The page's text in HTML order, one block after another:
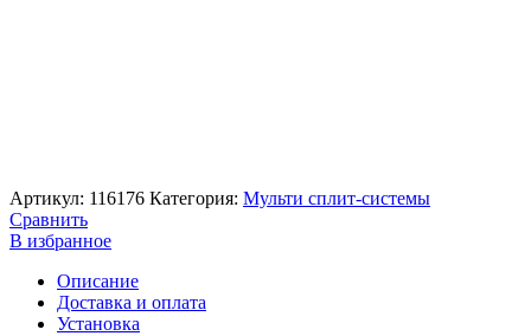
Артикул: 116176 Категория: Мульти сплит-системы
Сравнить
В избранное
Описание
Доставка и оплата
Установка